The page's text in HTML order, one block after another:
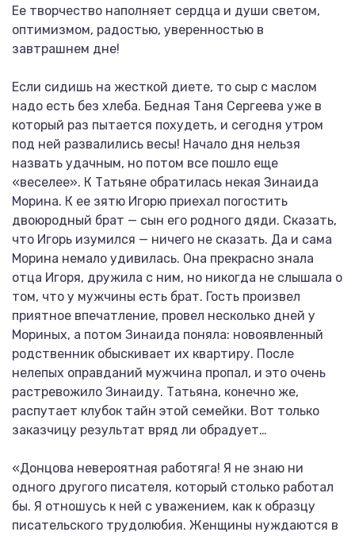
Ее творчество наполняет сердца и души светом,
оптимизмом, радостью, уверенностью в
завтрашнем дне!
Если сидишь на жесткой диете, то сыр с маслом
надо есть без хлеба. Бедная Таня Сергеева уже в
который раз пытается похудеть, и сегодня утром
под ней развалились весы! Начало дня нельзя
назвать удачным, но потом все пошло еще
«веселее». К Татьяне обратилась некая Зинаида
Морина. К ее зятю Игорю приехал погостить
двоюродный брат — сын его родного дяди. Сказать,
что Игорь изумился — ничего не сказать. Да и сама
Морина немало удивилась. Она прекрасно знала
отца Игоря, дружила с ним, но никогда не слышала о
том, что у мужчины есть брат. Гость произвел
приятное впечатление, провел несколько дней у
Мориных, а потом Зинаида поняла: новоявленный
родственник обыскивает их квартиру. После
нелепых оправданий мужчина пропал, и это очень
растревожило Зинаиду. Татьяна, конечно же,
распутает клубок тайн этой семейки. Вот только
заказчицу результат вряд ли обрадует…
«Донцова невероятная работяга! Я не знаю ни
одного другого писателя, который столько работал
бы. Я отношусь к ней с уважением, как к образцу
писательского трудолюбия. Женщины нуждаются в